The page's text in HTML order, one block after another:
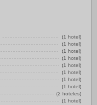
(1 hotel)
(1 hotel)
(1 hotel)
(1 hotel)
(1 hotel)
(1 hotel)
(1 hotel)
(1 hotel)
(2 hoteles)
(1 hotel)